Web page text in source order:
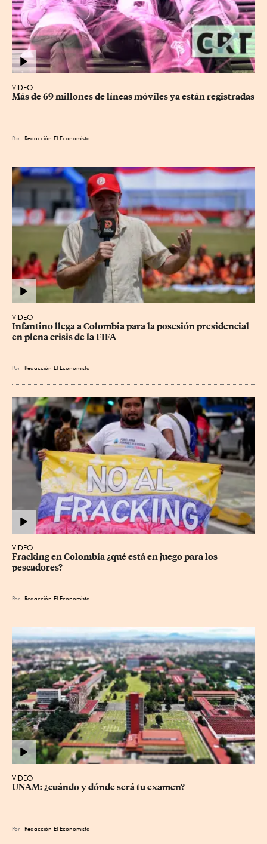
VIDEO
Más de 69 millones de líneas móviles ya están registradas
Por Redacción El Economista
VIDEO
Infantino llega a Colombia para la posesión presidencial
en plena crisis de la FIFA
Por Redacción El Economista
VIDEO
Fracking en Colombia ¿qué está en juego para los
pescadores?
Por Redacción El Economista
VIDEO
UNAM: ¿cuándo y dónde será tu examen?
Por Redacción El Economista